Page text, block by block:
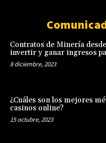
Contratos de Minería
invertir y ganar ingresos
8 diciembre, 2023
¿Cuáles son los mejores
casinos online?
15 octubre, 2023